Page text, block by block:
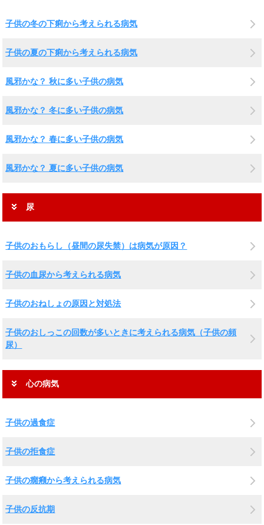
子供の冬の下痢から考えられる病気
子供の夏の下痢から考えられる病気
風邪かな？ 秋に多い子供の病気
風邪かな？ 冬に多い子供の病気
風邪かな？ 春に多い子供の病気
風邪かな？ 夏に多い子供の病気
尿
子供のおもらし（昼間の尿失禁）は病気が原因？
子供の血尿から考えられる病気
子供のおねしょの原因と対処法
子供のおしっこの回数が多いときに考えられる病気（子供の頻
尿）
心の病気
子供の過食症
子供の拒食症
子供の癇癪から考えられる病気
子供の反抗期